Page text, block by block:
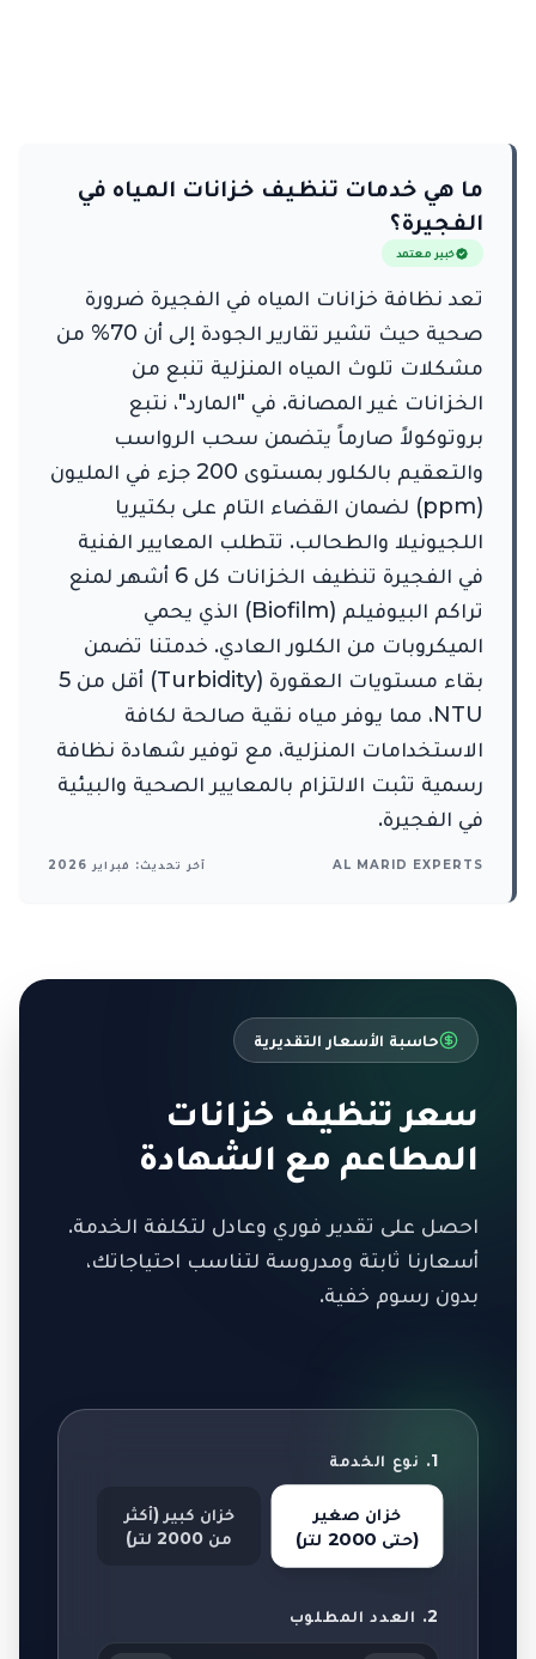
ما هي خدمات تنظيف خزانات المياه في
الفجيرة؟
خبير معتمد
تعد نظافة خزانات المياه في الفجيرة ضرورة
صحية حيث تشير تقارير الجودة إلى أن 70% من
مشكلات تلوث المياه المنزلية تنبع من
الخزانات غير المصانة. في "المارد"، نتبع
بروتوكولاً صارماً يتضمن سحب الرواسب
والتعقيم بالكلور بمستوى 200 جزء في المليون
(ppm) لضمان القضاء التام على بكتيريا
اللجيونيلا والطحالب. تتطلب المعايير الفنية
في الفجيرة تنظيف الخزانات كل 6 أشهر لمنع
تراكم البيوفيلم (Biofilm) الذي يحمي
الميكروبات من الكلور العادي. خدمتنا تضمن
بقاء مستويات العقورة (Turbidity) أقل من 5
NTU، مما يوفر مياه نقية صالحة لكافة
الاستخدامات المنزلية، مع توفير شهادة نظافة
رسمية تثبت الالتزام بالمعايير الصحية والبيئية
في الفجيرة.
AL MARID EXPERTS آخر تحديث: فبراير 2026
حاسبة الأسعار التقديرية
سعر تنظيف خزانات
المطاعم مع الشهادة
احصل على تقدير فوري وعادل لتكلفة الخدمة.
أسعارنا ثابتة ومدروسة لتناسب احتياجاتك،
بدون رسوم خفية.
1. نوع الخدمة
خزان صغير
(حتى 2000 لتر)
خزان كبير (أكثر
من 2000 لتر)
2. العدد المطلوب